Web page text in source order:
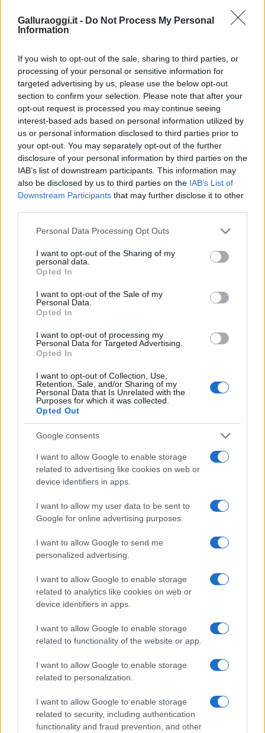
Galluraoggi.it - Do Not Process My Personal
Information
If you wish to opt-out of the sale, sharing to third parties, or
processing of your personal or sensitive information for
targeted advertising by us, please use the below opt-out
section to confirm your selection. Please note that after your
opt-out request is processed you may continue seeing
interest-based ads based on personal information utilized by
us or personal information disclosed to third parties prior to
your opt-out. You may separately opt-out of the further
disclosure of your personal information by third parties on the
IAB’s list of downstream participants. This information may
also be disclosed by us to third parties on the IAB’s List of
Downstream Participants that may further disclose it to other
Please note that this website/app uses one or more Google
not limited to your visit or usage behaviour. You may click to
grant or deny consent to Google and its third-party tags to
use your data for below specified purposes in below Google
consent section.
Personal Data Processing Opt Outs
I want to opt-out of the Sharing of my
personal data.
Opted In
I want to opt-out of the Sale of my
Personal Data.
Opted In
I want to opt-out of processing my
Personal Data for Targeted Advertising.
Opted In
I want to opt-out of Collection, Use,
Retention, Sale, and/or Sharing of my
Personal Data that Is Unrelated with the
Purposes for which it was collected.
Opted Out
Google consents
I want to allow Google to enable storage
related to advertising like cookies on web or
device identifiers in apps.
I want to allow my user data to be sent to
Google for online advertising purposes.
I want to allow Google to send me
personalized advertising.
I want to allow Google to enable storage
related to analytics like cookies on web or
device identifiers in apps.
I want to allow Google to enable storage
related to functionality of the website or app.
I want to allow Google to enable storage
related to personalization.
I want to allow Google to enable storage
related to security, including authentication
functionality and fraud prevention, and other
Vuoi rimuovere le pubblicità nazionali?
Puoi abbonarti asoli € 1,10 al mese
cliccandoqui
Sei già abbonato?
Puoi effettuare l'accesso andando nella
sezioneLogin dal menù del sito o
TEMI: Branded Merchandise
Gadget Aziendali
Gadget Personalizzati
MARKETING AZIENDA
Penne Usb Personalizzate
Promozione Azienda
i tuoi video e le tue foto
Su WhatsApp al numero +39
345 356 7512